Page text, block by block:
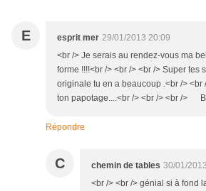
E esprit mer 29/01/2013 20:09
<br /> Je serais au rendez-vous ma
forme !!!!<br /> <br /> <br /> Super tes
originale tu en a beaucoup .<br />
ton papotage....<br /> <br /> <br />
Répondre
C chemin de tables 30/01/
<br /> <br /> génial si à fond